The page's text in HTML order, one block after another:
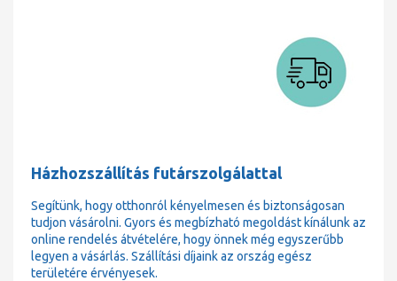
Házhozszállítás futárszolgálattal
Segítünk, hogy otthonról kényelmesen és biztonságosan
tudjon vásárolni. Gyors és megbízható megoldást kínálunk az
online rendelés átvételére, hogy önnek még egyszerűbb
legyen a vásárlás. Szállítási díjaink az ország egész
területére érvényesek.